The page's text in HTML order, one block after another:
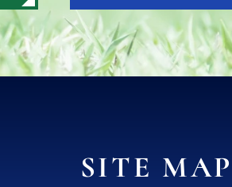
SITE